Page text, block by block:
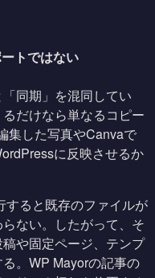
トではない
同期」を混同してい
だけなら単なるコピー
集した写真やCanvaで
に反映させるか
すると既存のファイルが
ない。したがって、そ
や固定ページ、テンプ
。WP Mayorの記事の